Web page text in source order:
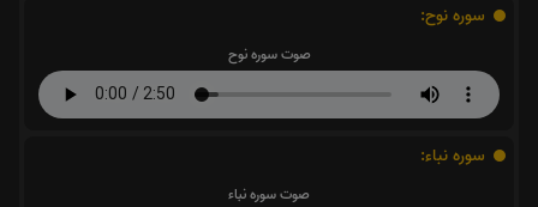
سوره نوح:
صوت سوره نوح
سوره نباء:
صوت سوره نباء